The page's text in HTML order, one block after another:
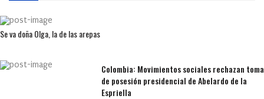
Se va doña Olga, la de las arepas
Colombia: Movimientos sociales rechazan toma
de posesión presidencial de Abelardo de la
Espriella